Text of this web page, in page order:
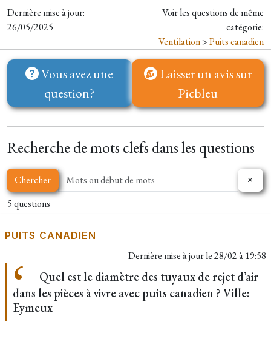
Dernière mise à jour:
26/05/2025
Voir les questions de même
catégorie:
Ventilation>Puits canadien
Vous avez une
question?
Laisser un avis sur
Picbleu
Recherche de mots clefs dans les questions
Chercher
5 questions
PUITS CANADIEN
Dernière mise à jour le28/02 à 19:58
Quel est le diamètre des tuyaux de rejet d’air
dans les pièces à vivre avec puits canadien ? Ville:
Eymeux